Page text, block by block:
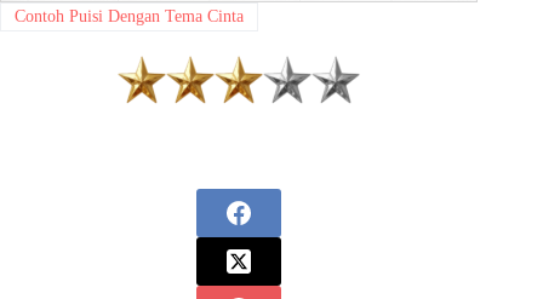
Contoh Puisi Dengan Tema Cinta